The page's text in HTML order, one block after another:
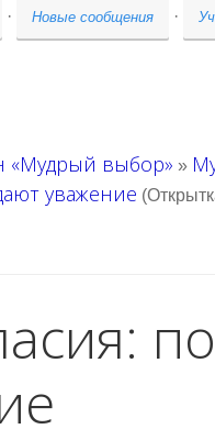
· Новые сообщения ·
«Мудрый выбор» »
уважение